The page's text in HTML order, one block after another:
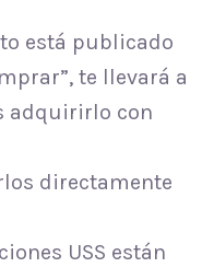
está publicado
te llevará a
adquirirlo con
directamente
USS están